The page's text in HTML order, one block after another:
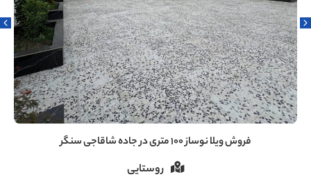
فروش ویلا ۶۰ متری دنج در سروندان سنگر رشت